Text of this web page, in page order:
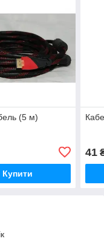
(5 м)
Купити
41